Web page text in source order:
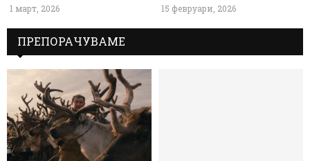
1 март, 2026 15 февруари, 2026
ПРЕПОРАЧУВАМЕ